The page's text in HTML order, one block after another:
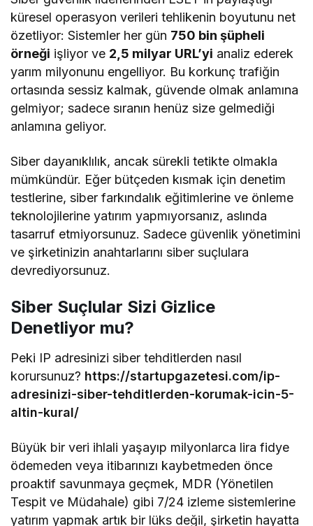
küresel operasyon verileri tehlikenin boyutunu net
özetliyor: Sistemler her gün 750 bin şüpheli
örneği işliyor ve 2,5 milyar URL’yi analiz ederek
yarım milyonunu engelliyor. Bu korkunç trafiğin
ortasında sessiz kalmak, güvende olmak anlamına
gelmiyor; sadece sıranın henüz size gelmediği
anlamına geliyor.
Siber dayanıklılık, ancak sürekli tetikte olmakla
mümkündür. Eğer bütçeden kısmak için denetim
testlerine, siber farkındalık eğitimlerine ve önleme
teknolojilerine yatırım yapmıyorsanız, aslında
tasarruf etmiyorsunuz. Sadece güvenlik yönetimini
ve şirketinizin anahtarlarını siber suçlulara
devrediyorsunuz.
Siber Suçlular Sizi Gizlice
Denetliyor mu?
Peki IP adresinizi siber tehditlerden nasıl
korursunuz? https://startupgazetesi.com/ip-
adresinizi-siber-tehditlerden-korumak-icin-5-
altin-kural/
Büyük bir veri ihlali yaşayıp milyonlarca lira fidye
ödemeden veya itibarınızı kaybetmeden önce
proaktif savunmaya geçmek, MDR (Yönetilen
Tespit ve Müdahale) gibi 7/24 izleme sistemlerine
yatırım yapmak artık bir lüks değil, şirketin hayatta